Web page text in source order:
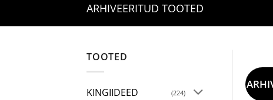
ARHIVEERITUD TOOTED
TOOTED
KINGIIDEED (224)